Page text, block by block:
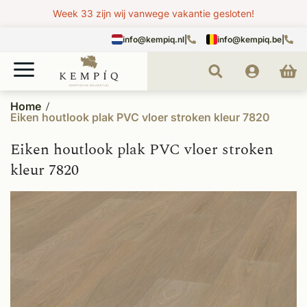
Week 33 zijn wij vanwege vakantie gesloten!
info@kempiq.nl info@kempiq.be
Home
Eiken houtlook plak PVC vloer stroken kleur 7820
Eiken houtlook plak PVC vloer stroken
kleur 7820